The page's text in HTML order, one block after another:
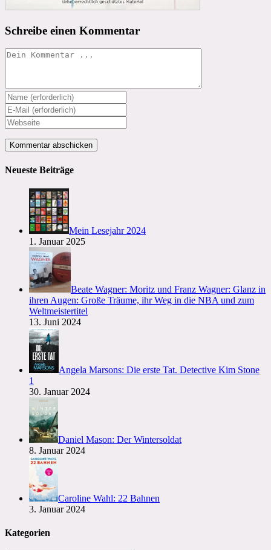
Schreibe einen Kommentar
Kommentieren
Gib
deinen
Namen
oder
Benutzernamen
zum
ein
Gib
deine
E-
Mail-
Adresse
Kommentieren
Gib
deine
Website-
URL
ein
(optional)
Neueste Beiträge
Mein Lesejahr 2024
1. Januar 2025
Beate Wagner: Moritz und Franz Wagner: Glanz in
ihren Augen: Große Träume, ihr Weg in die NBA und zum
Weltmeistertitel
13. Juni 2024
Angela Marsons: Die erste Tat. Detective Kim Stone
1
30. Januar 2024
Daniel Mason: Der Wintersoldat
8. Januar 2024
Caroline Wahl: 22 Bahnen
3. Januar 2024
Kategorien